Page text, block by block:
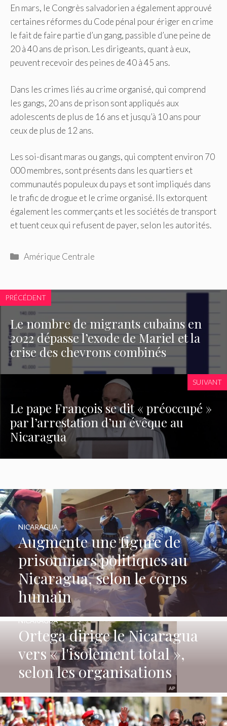
En mars, le Congrès salvadorien a également approuvé
certaines réformes du Code pénal pour ériger en crime
le fait de faire partie d’un gang, passible d’une peine de
20 à 40 ans de prison. Les dirigeants, quant à eux,
peuvent recevoir des peines de 40 à 45 ans.
Dans les crimes liés au crime organisé, qui comprend
les gangs, 20 ans de prison sont appliqués aux
adolescents de plus de 16 ans et jusqu’à 10 ans pour
ceux de plus de 12 ans.
Les soi-disant maras ou gangs, qui comptent environ 70
000 membres, sont présents dans les quartiers et
communautés populeux du pays et sont impliqués dans
le trafic de drogue et le crime organisé. Ils extorquent
également les commerçants et les sociétés de transport
et tuent ceux qui refusent de payer, selon les autorités.
Catégories
Amérique Centrale
PRÉCÉDENT
Le nombre de migrants cubains en
2022 dépasse l’exode de Mariel et la
crise des chevrons combinés
SUIVANT
Le pape François se dit « préoccupé »
par l’arrestation d’un évêque au
Nicaragua
Augmente une figure de
prisonniers politiques au
Nicaragua, selon le corps
humain
NICARAGUA
Ortega dirige le Nicaragua
vers « l'isolement total »,
selon les organisations
NICARAGUA